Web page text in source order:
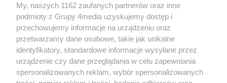
Redakcja Reklama Prywatność Praca Łódź
My, naszych 1162 zaufanych partnerów oraz inne
podmioty z Grupy 4media uzyskujemy dostęp i
przechowujemy informacje na urządzeniu oraz
przetwarzamy dane osobowe, takie jak unikalne
identyfikatory, standardowe informacje wysyłane przez
urządzenie czy dane przeglądania w celu zapewniania
spersonalizowanych reklam, wybór spersonalizowanych